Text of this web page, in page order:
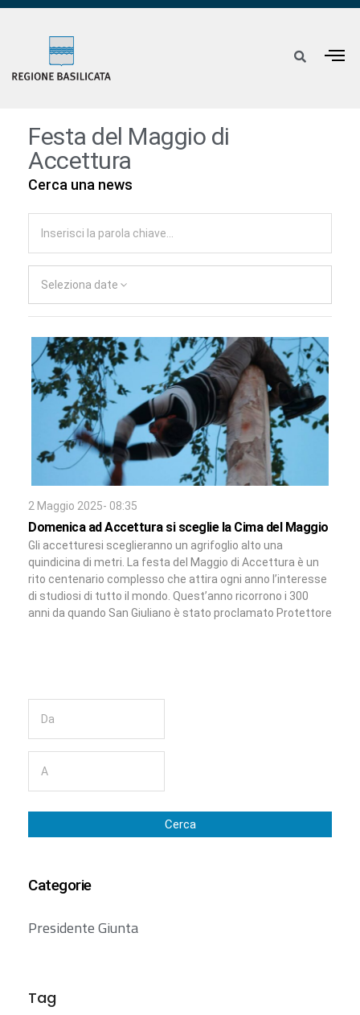
Festa del Maggio di
Accettura
Cerca una news
Seleziona date
2 Maggio 2025- 08:35
Domenica ad Accettura si sceglie la Cima del Maggio
Gli accetturesi sceglieranno un agrifoglio alto una
quindicina di metri. La festa del Maggio di Accettura è un
rito centenario complesso che attira ogni anno l’interesse
di studiosi di tutto il mondo. Quest’anno ricorrono i 300
anni da quando San Giuliano è stato proclamato Protettore
Cerca
Categorie
Presidente Giunta
Tag